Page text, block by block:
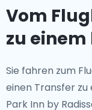
Vom
zu
Sie fahren zum
einen Transfer
Park Inn by